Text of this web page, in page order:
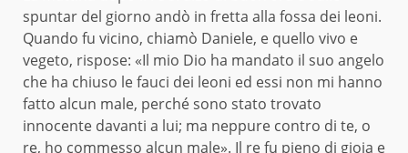
spuntar del giorno andò in fretta alla fossa dei leoni.
Quando fu vicino, chiamò Daniele, e quello vivo e
vegeto, rispose: «Il mio Dio ha mandato il suo angelo
che ha chiuso le fauci dei leoni ed essi non mi hanno
fatto alcun male, perché sono stato trovato
innocente davanti a lui; ma neppure contro di te, o
re, ho commesso alcun male». Il re fu pieno di gioia e